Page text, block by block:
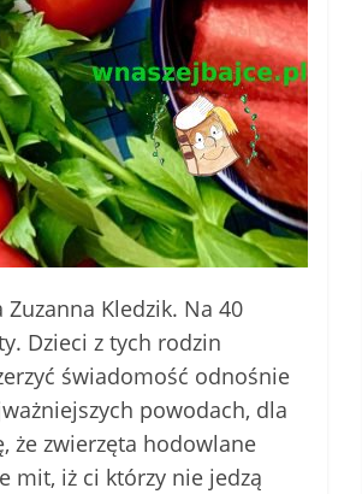
Kledzik. Na 40
Dzieci z tych rodzin
świadomość odnośnie
powodach, dla
że zwierzęta hodowlane
mit, iż ci którzy nie jedzą